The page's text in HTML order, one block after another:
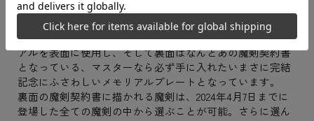
スマホ向けRPG『ブレイブソード×ブレイズソウル』の魔
王戦争編完結を祝い、メモリアルプレートをご用意！
こちらは魔王戦争編の完結を記念して描かれたキービジュ
アルを表面に使用し、そして裏面はなんとあの魔剣契約書
となっている、マスターなら必ず手に入れたいまさに完結
記念にふさわしいメモリアルプレートとなっています。
裏面の魔剣契約書に描かれる魔剣は、2024年4月7日までに
登場した全ての魔剣の中から選ぶことが可能。さらに選ん